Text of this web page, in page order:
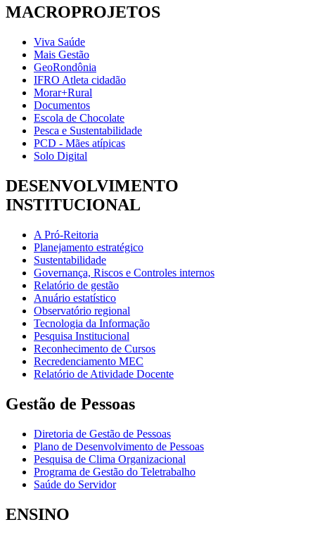
MACROPROJETOS
Viva Saúde
Mais Gestão
GeoRondônia
IFRO Atleta cidadão
Morar+Rural
Documentos
Escola de Chocolate
Pesca e Sustentabilidade
PCD - Mães atípicas
Solo Digital
DESENVOLVIMENTO
INSTITUCIONAL
A Pró-Reitoria
Planejamento estratégico
Sustentabilidade
Governança, Riscos e Controles internos
Relatório de gestão
Anuário estatístico
Observatório regional
Tecnologia da Informação
Pesquisa Institucional
Reconhecimento de Cursos
Recredenciamento MEC
Relatório de Atividade Docente
Gestão de Pessoas
Diretoria de Gestão de Pessoas
Plano de Desenvolvimento de Pessoas
Pesquisa de Clima Organizacional
Programa de Gestão do Teletrabalho
Saúde do Servidor
ENSINO